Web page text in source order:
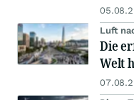
Luft
Die
Welt